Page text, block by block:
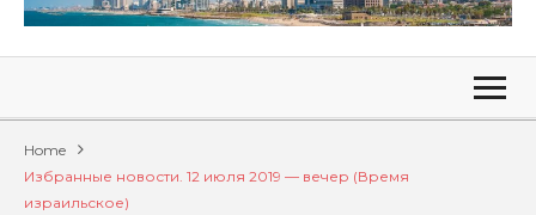
Home
Избранные новости. 12 июля 2019 — вечер (Время
израильское)